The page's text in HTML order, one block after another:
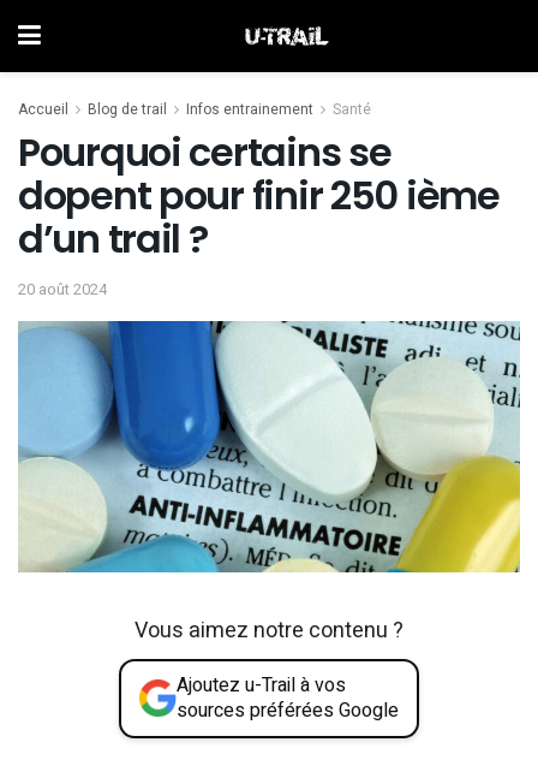
Accueil Blog de trail Infos entrainement Santé
Pourquoi certains se
dopent pour finir 250 ième
d’un trail ?
20 août 2024
Vous aimez notre contenu ?
Ajoutez u-Trail à vos
sources préférées Google